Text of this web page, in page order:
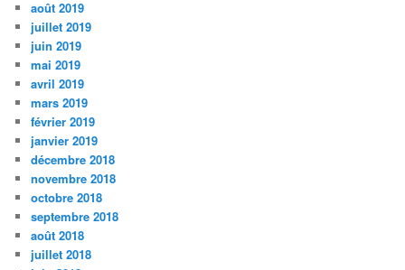
août 2019
juillet 2019
juin 2019
mai 2019
avril 2019
mars 2019
février 2019
janvier 2019
décembre 2018
novembre 2018
octobre 2018
septembre 2018
août 2018
juillet 2018